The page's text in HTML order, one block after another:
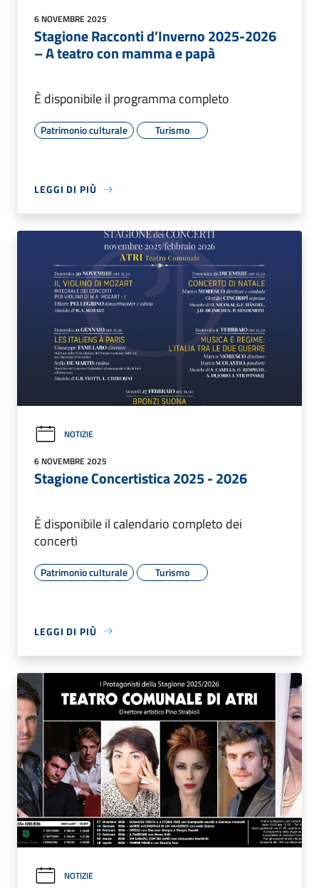
6 NOVEMBRE 2025
Stagione Racconti d’Inverno 2025-2026
– A teatro con mamma e papà
È disponibile il programma completo
Patrimonio culturale Turismo
LEGGI DI PIÙ
NOTIZIE
6 NOVEMBRE 2025
Stagione Concertistica 2025 - 2026
È disponibile il calendario completo dei
concerti
Patrimonio culturale Turismo
LEGGI DI PIÙ
NOTIZIE